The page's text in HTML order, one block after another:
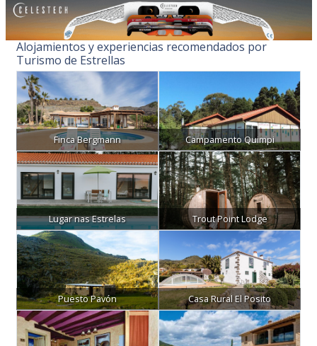
Alojamientos y experiencias recomendados por
Turismo de Estrellas
Finca Bergmann Campamento Quimpi
Lugar nas Estrelas Trout Point Lodge
Puesto Pavón Casa Rural El Posito